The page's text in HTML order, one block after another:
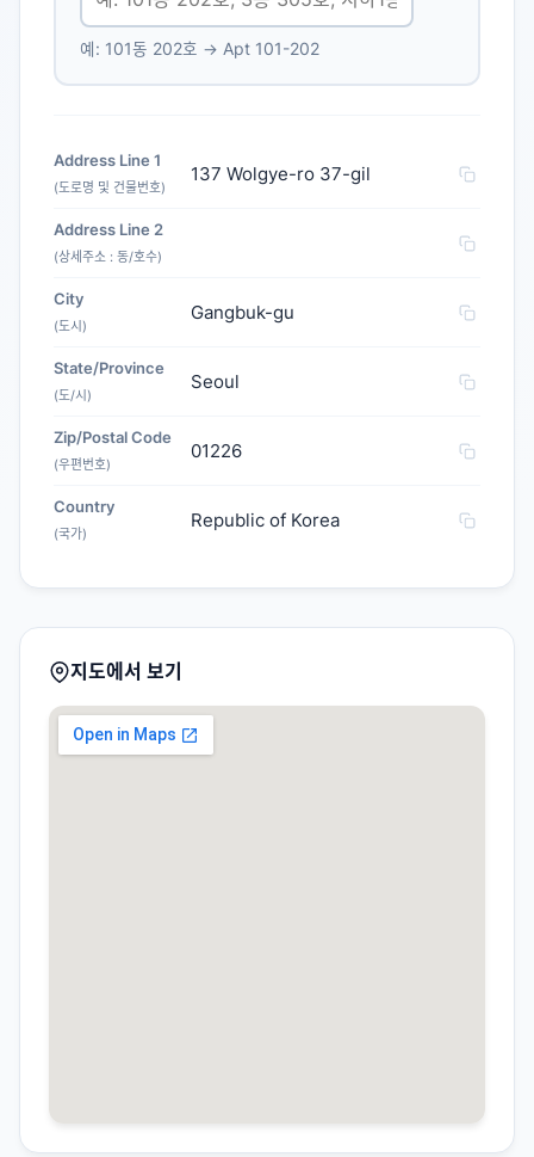
예: 101동 202호 → Apt 101-202
Address Line 1
(도로명 및 건물번호)
137 Wolgye-ro 37-gil
Address Line 2
(상세주소 : 동/호수)
City
(도시)
Gangbuk-gu
State/Province
(도/시)
Seoul
Zip/Postal Code
(우편번호)
01226
Country
(국가)
Republic of Korea
지도에서 보기